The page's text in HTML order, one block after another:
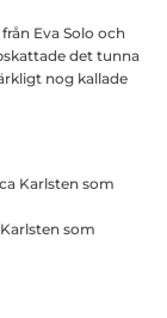
Eva Solo och
det tunna
nog kallade
som